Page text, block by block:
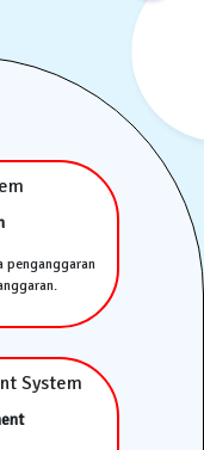
penganggaran